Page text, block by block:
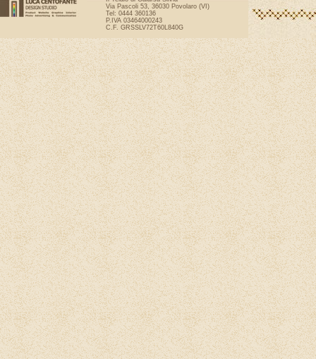
Via Pascoli 53, 36030 Povolaro (VI)
Tel: 0444 360136
P.IVA 03464000243
C.F. GRSSLV72T60L840G